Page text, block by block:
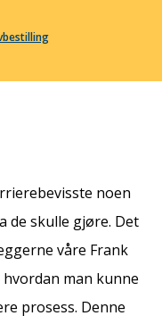
noen
de skulle gjøre. Det
våre Frank
hvordan man kunne
prosess. Denne